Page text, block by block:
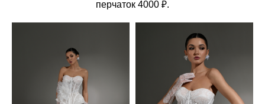
перчаток 4000 ₽.